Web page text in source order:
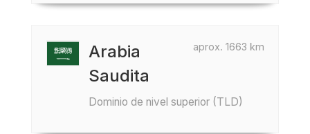
aprox. 1663 km
Arabia
Saudita
Dominio de nivel superior (TLD)